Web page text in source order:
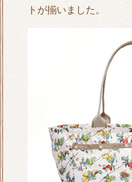
トが揃いました。